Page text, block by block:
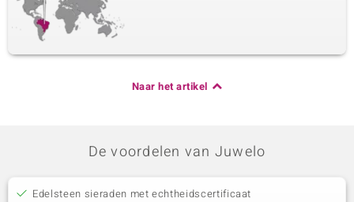
Naar het artikel
De voordelen van Juwelo
Edelsteen sieraden met echtheidscertificaat